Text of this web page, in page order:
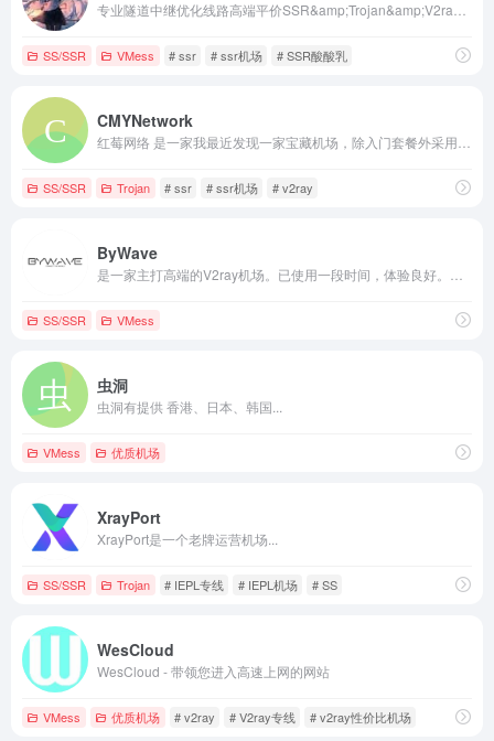
SS/SSR VMess # ssr # ssr机场 # SSR酸酸乳
CMYNetwork
SS/SSR Trojan # ssr # ssr机场 # v2ray
ByWave
SS/SSR VMess
虫洞
虫洞有提供 香港、日本、韩国...
VMess 优质机场
XrayPort
XrayPort是一个老牌运营机场...
SS/SSR Trojan # IEPL专线 # IEPL机场 # SS
WesCloud
WesCloud - 带领您进入高速上网的网站
VMess 优质机场 # v2ray # V2ray专线 # v2ray性价比机场